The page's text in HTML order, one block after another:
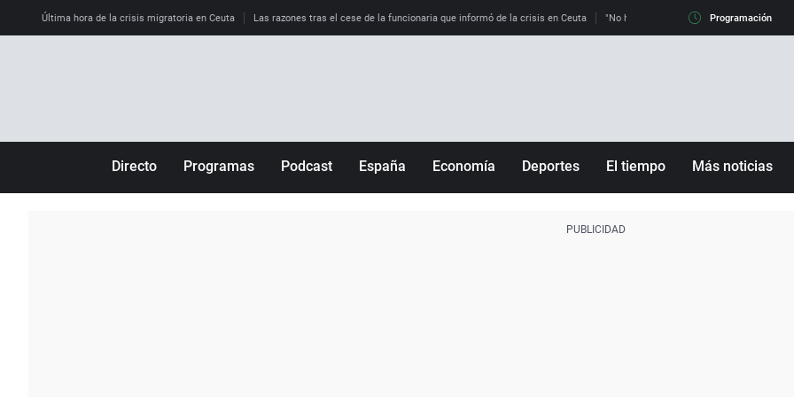
Última hora de la crisis migratoria en Ceuta Las razones tras el cese de la funcionaria que informó de la crisis en Ceuta "No hay mafias, que no nos engañen":
Programación
Directo Programas Podcast España Economía Deportes El tiempo Más noticias